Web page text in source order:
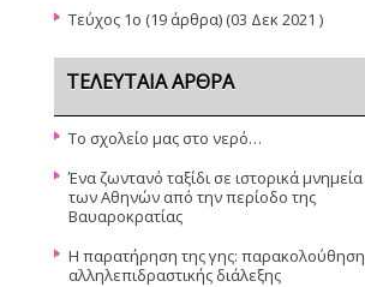
Τεύχος 1ο (19 άρθρα) (03 Δεκ 2021 )
ΤΕΛΕΥΤΑΊΑ ΆΡΘΡΑ
Το σχολείο μας στο νερό…
Ένα ζωντανό ταξίδι σε ιστορικά μνημεία
των Αθηνών από την περίοδο της
Βαυαροκρατίας
Η παρατήρηση της γης: παρακολούθηση
αλληλεπιδραστικής διάλεξης